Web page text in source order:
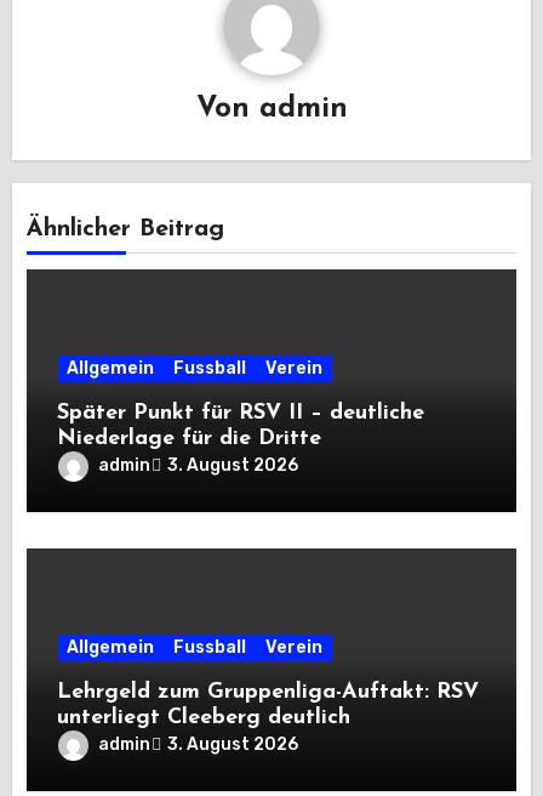
Von admin
Ähnlicher Beitrag
Allgemein Fussball Verein
Später Punkt für RSV II – deutliche
Niederlage für die Dritte
admin 3. August 2026
Allgemein Fussball Verein
Lehrgeld zum Gruppenliga-Auftakt: RSV
unterliegt Cleeberg deutlich
admin 3. August 2026